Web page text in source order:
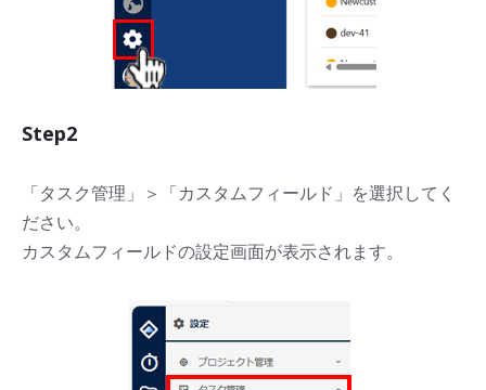
Step2
「タスク管理」＞「カスタムフィールド」を選択してく
ださい。
カスタムフィールドの設定画面が表示されます。